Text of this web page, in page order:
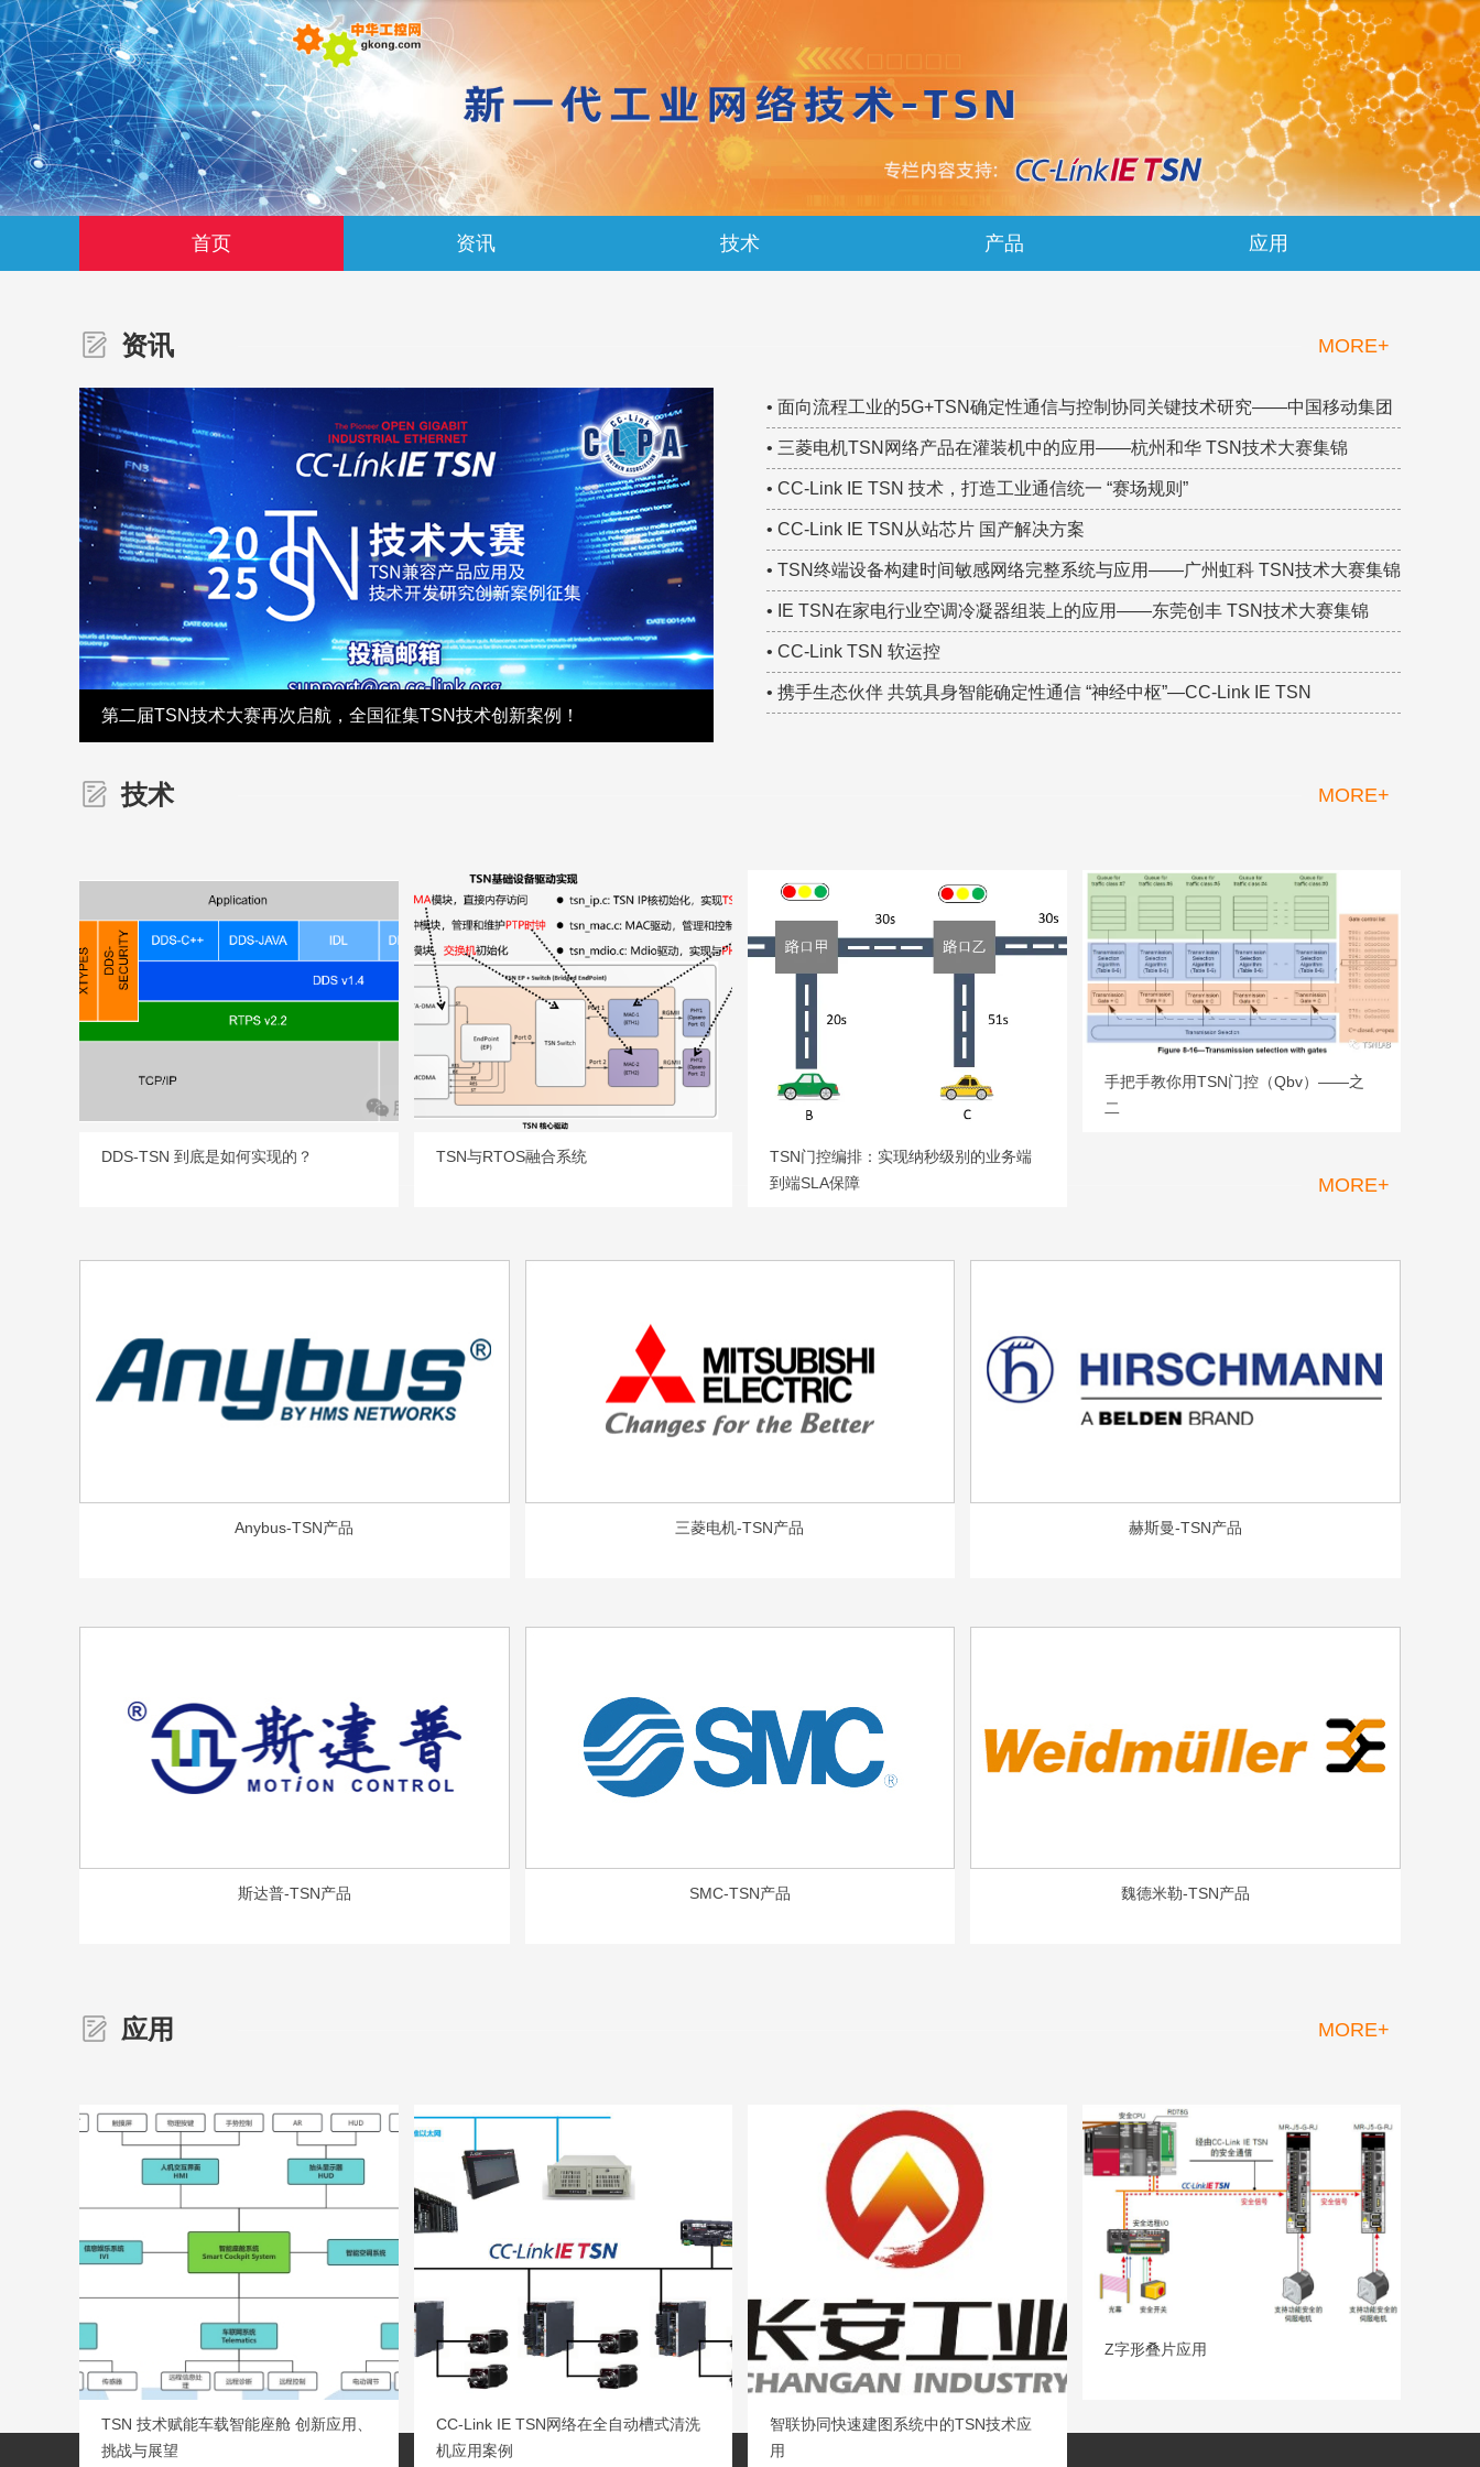
首页 资讯 技术 产品 应用
资讯 MORE+
第二届TSN技术大赛再次启航，全国征集TSN技术创新案例！
• 面向流程工业的5G+TSN确定性通信与控制协同关键技术研究——中国移动集团
研究院 TSN技术大赛集锦
• 三菱电机TSN网络产品在灌装机中的应用——杭州和华 TSN技术大赛集锦
• CC-Link IE TSN 技术，打造工业通信统一 “赛场规则”
• CC-Link IE TSN从站芯片 国产解决方案
• TSN终端设备构建时间敏感网络完整系统与应用——广州虹科 TSN技术大赛集锦
• IE TSN在家电行业空调冷凝器组装上的应用——东莞创丰 TSN技术大赛集锦
• CC-Link TSN 软运控
• 携手生态伙伴 共筑具身智能确定性通信 “神经中枢”—CC-Link IE TSN
技术 MORE+
DDS-TSN 到底是如何实现的？ TSN与RTOS融合系统
TSN门控编排：实现纳秒级别的业务端
到端SLA保障
手把手教你用TSN门控（Qbv）——之
二
MORE+
Anybus-TSN产品 三菱电机-TSN产品 赫斯曼-TSN产品
斯达普-TSN产品 SMC-TSN产品 魏德米勒-TSN产品
应用 MORE+
TSN 技术赋能车载智能座舱 创新应用、
挑战与展望
CC-Link IE TSN网络在全自动槽式清洗
机应用案例
智联协同快速建图系统中的TSN技术应
用
Z字形叠片应用